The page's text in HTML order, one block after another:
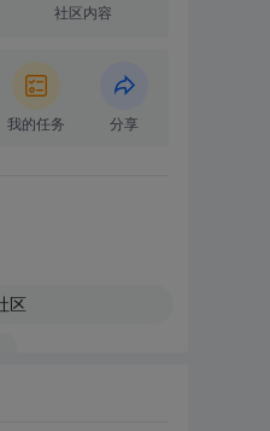
社区内容
我的任务 分享
区